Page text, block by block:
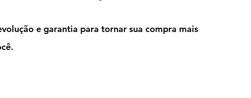
e garantia para tornar sua compra mais